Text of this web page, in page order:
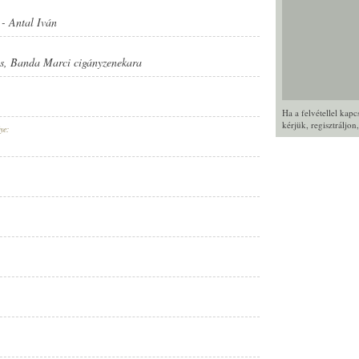
Ha a felvétellel
kérjük, regisztráljon
Antal Iván
, Banda Marci cigányzenekara